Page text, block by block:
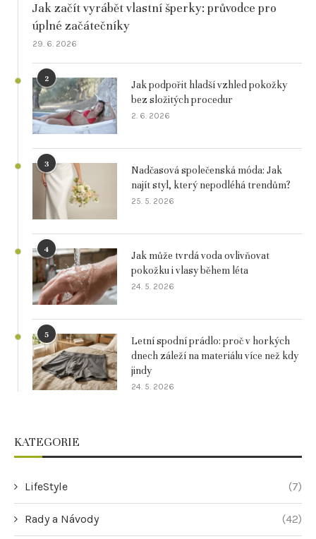
Jak začít vyrábět vlastní šperky: průvodce pro
úplné začátečníky
29. 6. 2026
2
Jak podpořit hladší vzhled pokožky
bez složitých procedur
2. 6. 2026
3
Nadčasová společenská móda: Jak
najít styl, který nepodléhá trendům?
25. 5. 2026
4
Jak může tvrdá voda ovlivňovat
pokožku i vlasy během léta
24. 5. 2026
5
Letní spodní prádlo: proč v horkých
dnech záleží na materiálu více než kdy
jindy
24. 5. 2026
KATEGORIE
LifeStyle (7)
Rady a Návody (42)